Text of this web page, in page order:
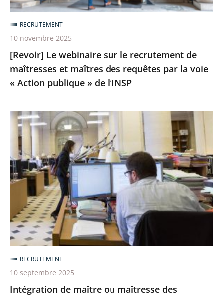
maîtres
des
requêtes
par
la
voie
Action
publique
de
l’INSP
[Revoir] Le webinaire sur le recrutement de
maîtresses et maîtres des requêtes par la voie
« Action publique » de l’INSP
RECRUTEMENT
10 novembre 2025
Intégration
maître
ou
maîtresse
des
requêtes
en
service
extraordinaire
dans
le
grade
Intégration de maître ou maîtresse des
RECRUTEMENT
10 septembre 2025